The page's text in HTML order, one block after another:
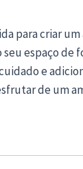
para criar
espaço
e
de um